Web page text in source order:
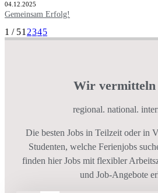
04.12.2025
Gemeinsam Erfolg!
1 / 51 2345
Wir vermitteln
regional. national.
Die besten Jobs in Teilzeit oder in
Studenten, welche Ferienjobs
finden hier Jobs mit flexibler
und Job-Angebote